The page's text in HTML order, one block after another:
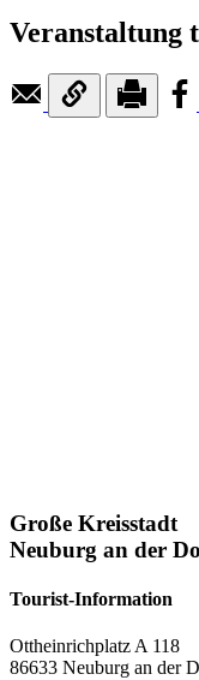
Veranstaltung
Große Kreisstadt
Neuburg an der
Tourist-Information
Ottheinrichplatz A 118
86633 Neuburg an der